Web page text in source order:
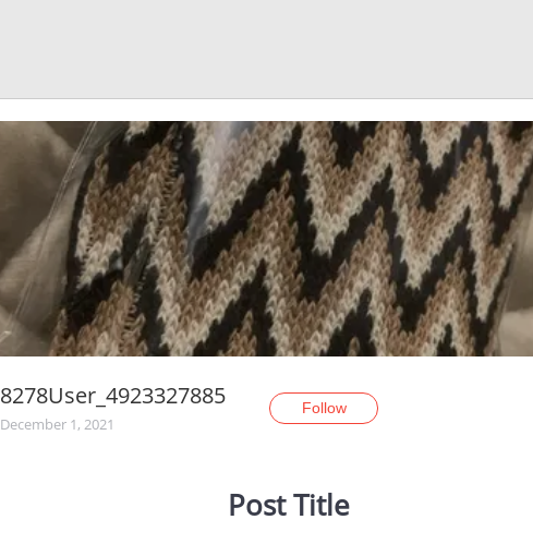
8278User_4923327885
December 1, 2021
Follow
Post Title